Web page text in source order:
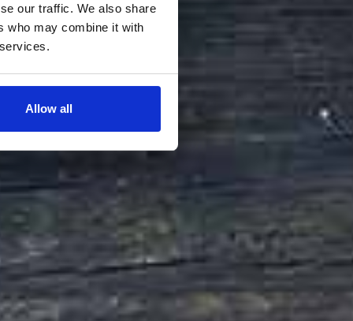
our traffic. We also share
who may combine it with
Allow all